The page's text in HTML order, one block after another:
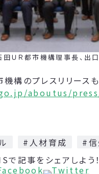
都市機構理事長、出口
構のプレスリリースも
aboutus/
#人材育成
#信
で記事をシェアしよう！